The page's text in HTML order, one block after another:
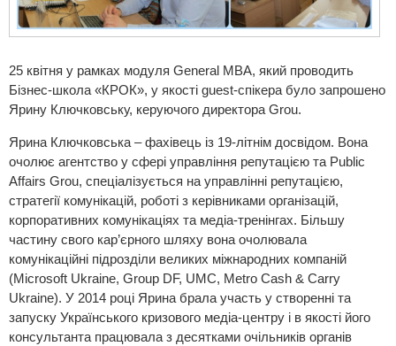
25 квітня у рамках модуля General MBA, який проводить
Бізнес-школа «КРОК», у якості guest-спікера було запрошено
Ярину Ключковську, керуючого директора Grou.
Ярина Ключковська – фахівець із 19-літнім досвідом. Вона
очолює агентство у сфері управління репутацією та Public
Affairs Grou, спеціалізується на управлінні репутацією,
стратегії комунікацій, роботі з керівниками організацій,
корпоративних комунікаціях та медіа-тренінгах. Більшу
частину свого кар’єрного шляху вона очолювала
комунікаційні підрозділи великих міжнародних компаній
(Microsoft Ukraine, Group DF, UMC, Metro Cash & Carry
Ukraine). У 2014 році Ярина брала участь у створенні та
запуску Українського кризового медіа-центру і в якості його
консультанта працювала з десятками очільників органів